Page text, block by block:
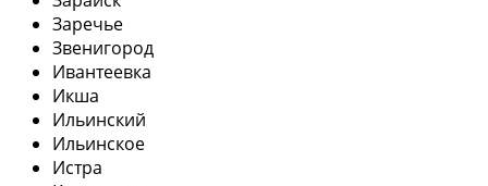
Заречье
Звенигород
Ивантеевка
Икша
Ильинский
Ильинское
Истра